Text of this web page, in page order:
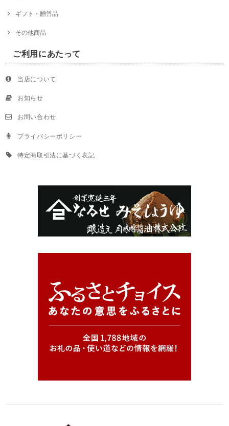
ギフト・贈答品
その他商品
ご利用にあたって
当店について
お知らせ
お問い合わせ
プライバシーポリシー
特定商取引法に基づく表記